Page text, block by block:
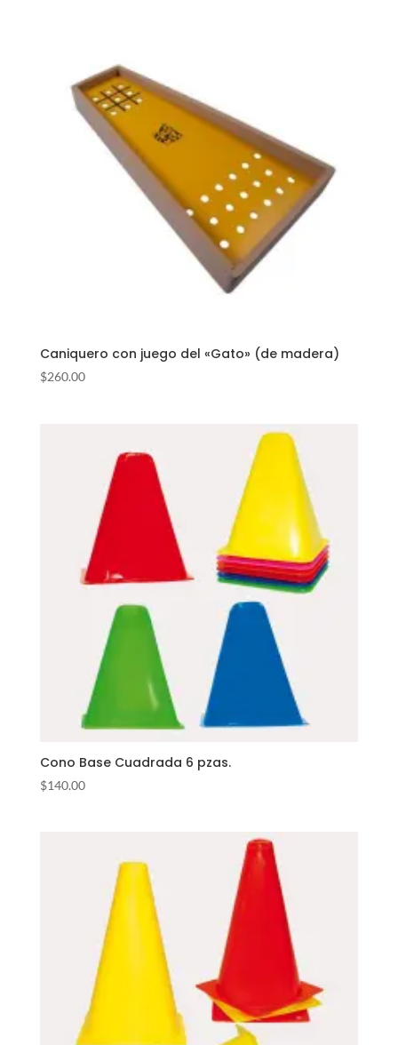
Caniquero con juego del «Gato» (de madera)
$260.00
Cono Base Cuadrada 6 pzas.
$140.00